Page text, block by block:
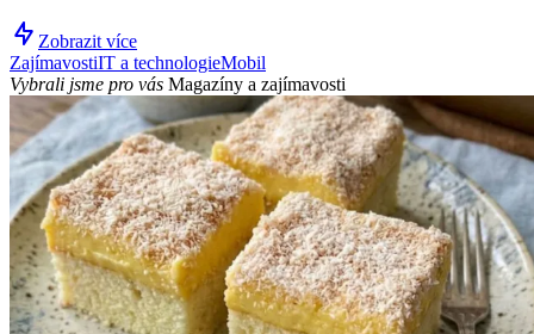
Zobrazit více
ZajímavostiIT a technologieMobil
Vybrali jsme pro vás Magazíny a zajímavosti